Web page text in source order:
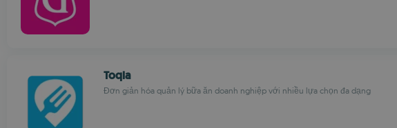
Toqla
Đơn giản hóa quản lý bữa ăn doanh nghiệp với nhiều lựa chọn đa dạng